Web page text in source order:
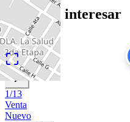
Te puede interesar
Ver todas
1/13
Venta
Nuevo